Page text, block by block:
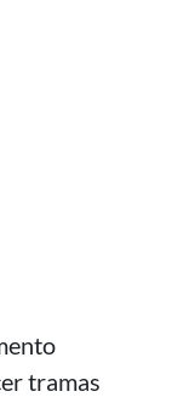
tramas